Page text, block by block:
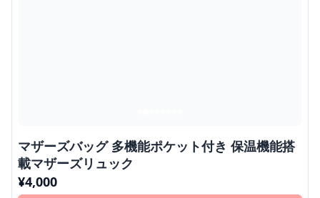
マザーズバッグ 多機能ポケット付き 保温機能搭
載マザーズリュック
¥4,000